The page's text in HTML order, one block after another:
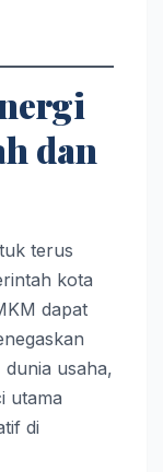
dan
terus
kota
dapat
usaha,
utama
di